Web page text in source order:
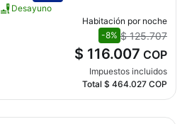
Desayuno
Habitación por noche
-8% $ 125.707
$ 116.007 COP
Impuestos incluidos
Total $ 464.027 COP